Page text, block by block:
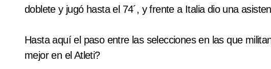
doblete y jugó hasta el 74´, y frente a Italia dio una
Hasta aquí el paso entre las selecciones en las que
mejor en el Atleti?